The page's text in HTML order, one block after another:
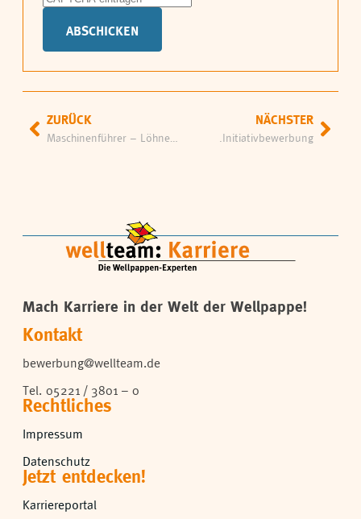
ABSCHICKEN
ZURÜCK
Maschinenführer – Löhne (m/w/d)
NÄCHSTER
.Initiativbewerbung
Mach Karriere in der Welt der Wellpappe!
Kontakt
bewerbung@wellteam.de
Tel. 05221 / 3801 – 0
Rechtliches
Impressum
Datenschutz
Jetzt entdecken!
Karriereportal